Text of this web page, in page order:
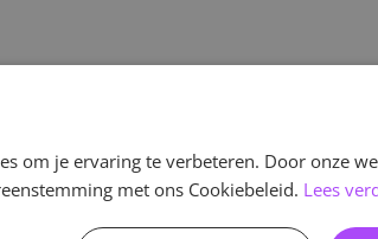
om je ervaring te verbeteren. Door onze
met ons Cookiebeleid. Lees